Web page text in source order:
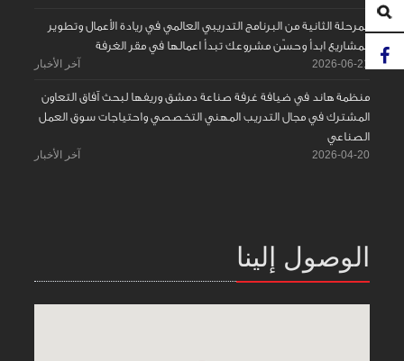
المرحلة الثانية من البرنامج التدريبي العالمي في ريادة الأعمال وتطوير
المشاريع ابدأ وحسّن مشروعك تبدأ اعمالها في مقر الغرفة
2026-06-21 آخر الأخبار
منظمة هاند في ضيافة غرفة صناعة دمشق وريفها لبحث آفاق التعاون
المشترك في مجال التدريب المهني التخصصي واحتياجات سوق العمل
الصناعي
2026-04-20 آخر الأخبار
الوصول إلينا